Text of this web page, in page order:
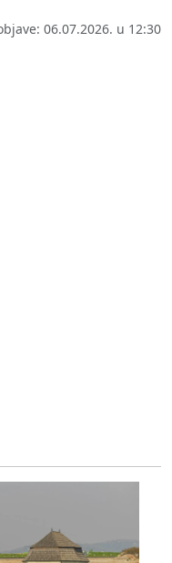
06.07.2026. u 12:30